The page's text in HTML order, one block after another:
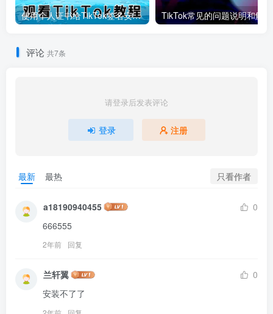
使用个人证书给TikTok签名安装(视频)
评论 共7条
请登录后发表评论
登录 注册
最新 最热 只看作者
a18190940455
0
666555
2年前 回复
兰轩翼
0
安装不了了